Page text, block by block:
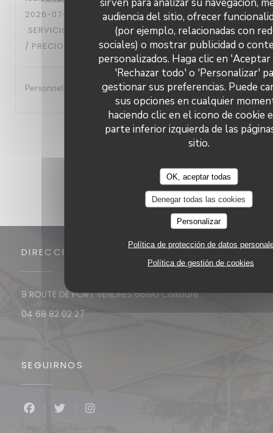
audiencia del sitio, ofrecer
(por ejemplo, relacionadas con
sociales) o mostrar publicidad o
personalizados. Haga clic en
'Rechazar todo' o 'Personalizar'
gestionar sus preferencias. Puede
sus opciones en cualquier
haciendo clic en el icono de cookie
parte inferior izquierda de las
sitio.
OK, aceptar todas
Denegar todas las cookies
Personalizar
Política de protección de datos
Política de gestión de cookies
2026-07-29
- 13:30 - INVITADOS 6
SERVICIO
AMBIENTE : 5/5 MENÚ: 5/5 CALIDAD
/ PRECIO
Personnel très accueillant- A l'écoute- excellent repas
1 2 3
DIRECCIÓN
9 ROUTE DE PORT VENDRES 66190 Collioure((abre en una
04 68 82 02 27
SEGUIRNOS
Facebook ((abre en una nueva ventana))